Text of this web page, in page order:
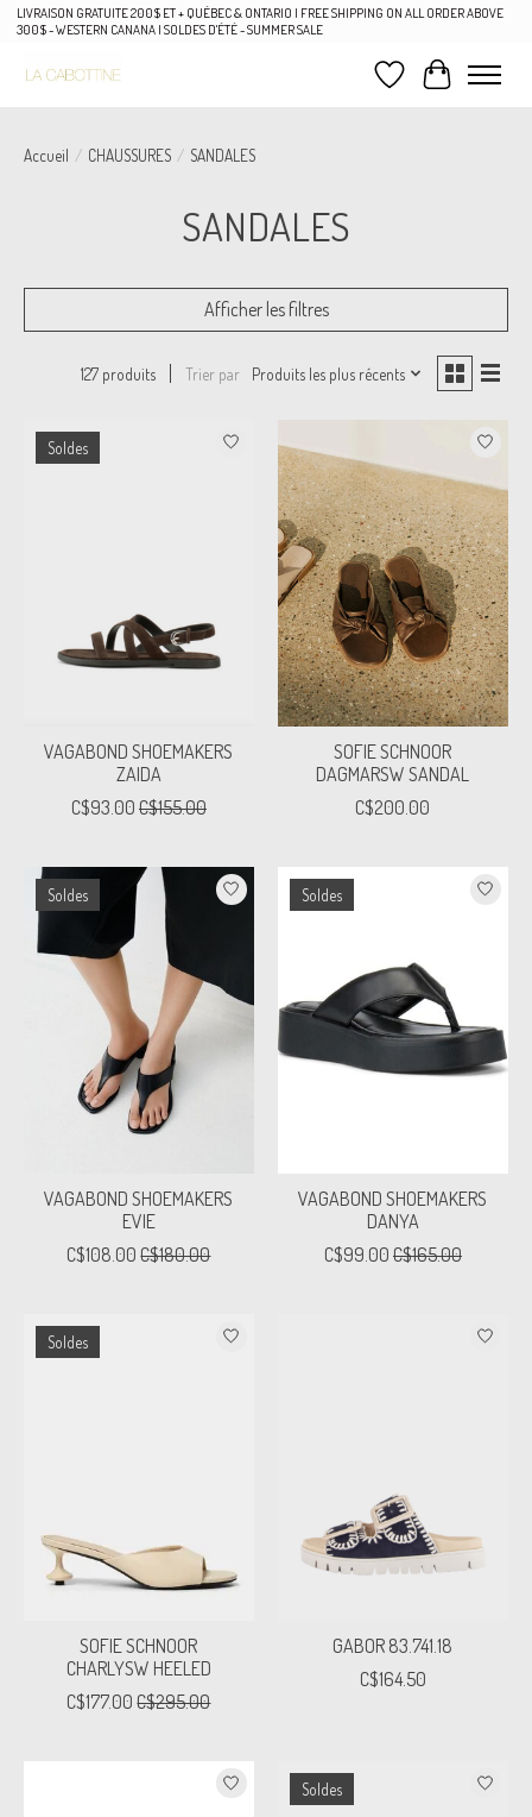
LIVRAISON GRATUITE 200$ ET + QUÉBEC & ONTARIO | FREE SHIPPING ON ALL ORDER ABOVE
300$ - WESTERN CANANA | SOLDES D'ÉTÉ - SUMMER SALE
Liste de souhaits
Panier
Accueil / CHAUSSURES / SANDALES
SANDALES
Afficher les filtres
127 produits Trier par Produits les plus récents
Soldes
VAGABOND SHOEMAKERS
ZAIDA
C$93.00 C$155.00
SOFIE SCHNOOR
DAGMARSW SANDAL
C$200.00
Soldes
VAGABOND SHOEMAKERS
EVIE
C$108.00 C$180.00
Soldes
VAGABOND SHOEMAKERS
DANYA
C$99.00 C$165.00
Soldes
SOFIE SCHNOOR
CHARLYSW HEELED
C$177.00 C$295.00
GABOR 83.741.18
C$164.50
Soldes